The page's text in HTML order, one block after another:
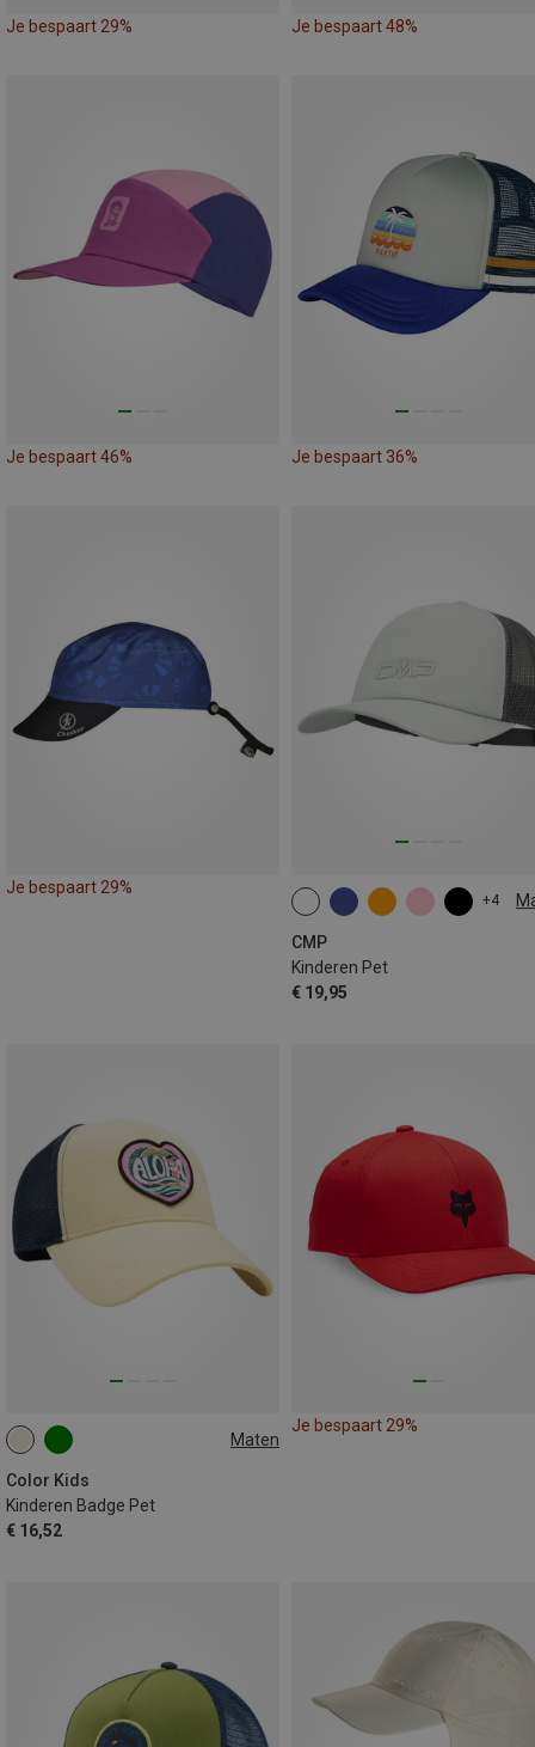
Je bespaart 29% Je bespaart 48%
Je bespaart 46% Je bespaart 36%
Je bespaart 29%
+4
CMP
Kinderen Pet
€ 19,95
ONE SIZE
Maten
Color Kids
Kinderen Badge Pet
€ 16,52
50 52
Je bespaart 29%